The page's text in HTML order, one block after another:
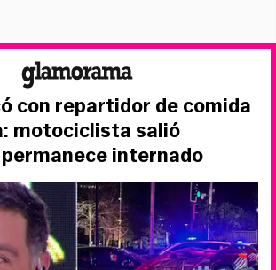
con repartidor de comida
motociclista salió
internado